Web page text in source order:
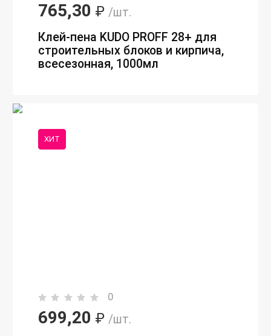
765,30 ₽ /шт.
Клей-пена KUDO PROFF 28+ для
строительных блоков и кирпича,
всесезонная, 1000мл
ХИТ
0
699,20 ₽ /шт.